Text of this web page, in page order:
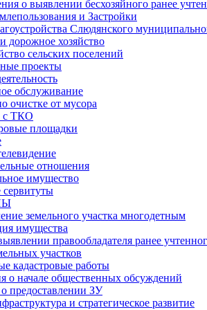
о выявлении бесхозяйного ранее
и Застройки
Слюдянского
дорожное хозяйство
сельских поселений
проекты
обслуживание
очистке от мусора
с ТКО
площадки
отношения
имущество
земельного участка многодетным
имущества
правообладателя ранее
участков
кадастровые работы
о начале общественных обсуждений
предоставлении ЗУ
и стратегическое развитие